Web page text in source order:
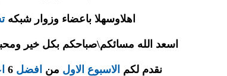
اهلاوسهلا باعضاء وزوار شبكه
اسعد الله مسائكم\صباحكم بكل خير
نقدم لكم الاسبوع الاول من افضل6